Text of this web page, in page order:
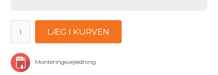
LÆG I KURVEN
Monteringsvejledning